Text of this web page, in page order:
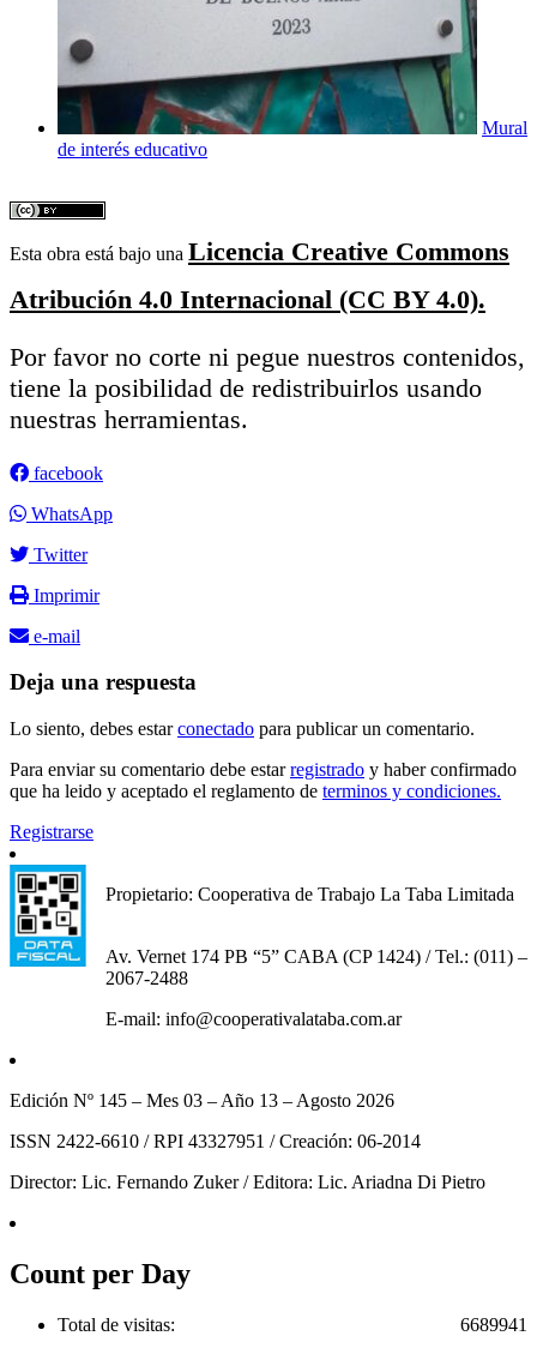
Mural
de interés educativo
Esta obra está bajo una Licencia Creative Commons
Atribución 4.0 Internacional (CC BY 4.0).
Por favor no corte ni pegue nuestros contenidos,
tiene la posibilidad de redistribuirlos usando
nuestras herramientas.
facebook
WhatsApp
Twitter
Imprimir
e-mail
Deja una respuesta
Lo siento, debes estarconectado para publicar un comentario.
Para enviar su comentario debe estarregistrado y haber confirmado
que ha leido y aceptado el reglamento de terminos y condiciones.
Registrarse
Propietario: Cooperativa de Trabajo La Taba Limitada
Av. Vernet 174 PB “5” CABA (CP 1424) / Tel.: (011) –
2067-2488
E-mail: info@cooperativalataba.com.ar
Edición Nº 145 – Mes 03 – Año 13 – Agosto 2026
ISSN 2422-6610 / RPI 43327951 / Creación: 06-2014
Director: Lic. Fernando Zuker / Editora: Lic. Ariadna Di Pietro
Count per Day
6689941
Total de visitas: